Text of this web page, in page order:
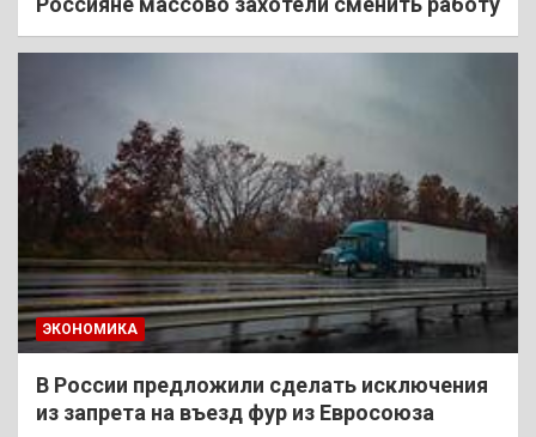
ЭКОНОМИКА
В России предложили сделать исключения
из запрета на въезд фур из Евросоюза